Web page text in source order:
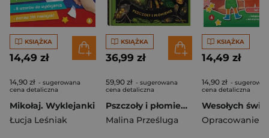
KSIĄŻKA
14,49 zł
14,90 zł - sugerowana
cena detaliczna
Mikołaj. Wyklejanki
Łucja Leśniak
KSIĄŻKA
36,99 zł
59,90 zł - sugerowana
cena detaliczna
Pszczoły i płomienie. Animarium. Tom 2
Malina Prześluga
KSIĄŻKA
14,49 zł
14,90 zł -
cena detaliczna